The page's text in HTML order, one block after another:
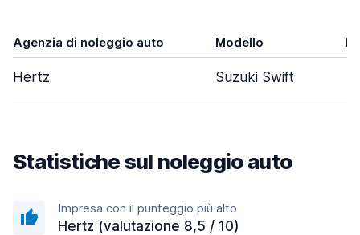
Agenzia di noleggio auto Modello
Hertz Suzuki Swift
Statistiche sul noleggio auto
Impresa con il punteggio più alto
Hertz (valutazione 8,5 / 10)